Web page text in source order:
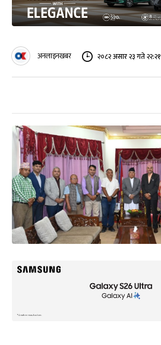
अनलाइनखबर २०८२ असार २३ गते २२:२१